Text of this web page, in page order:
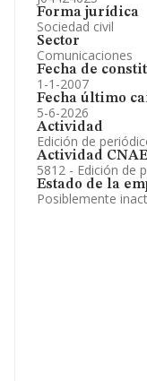
Forma jurídica
Sociedad civil
Sector
Comunicaciones
Fecha de
1-1-2007
Fecha último
5-6-2026
Actividad
Edición de
Actividad CNAE
5812 - Edición de
Estado de la
Posiblemente